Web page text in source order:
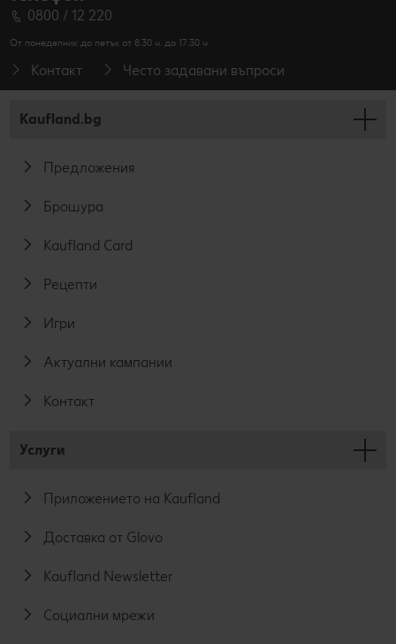
0800 / 12 220
От понеделник до петък от 8.30 ч. до 17.30 ч.
Контакт Често задавани въпроси
Kaufland.bg
Предложения
Брошура
Kaufland Card
Рецепти
Игри
Актуални кампании
Контакт
Услуги
Приложението на Kaufland
Доставка от Glovo
Kaufland Newsletter
Социални мрежи